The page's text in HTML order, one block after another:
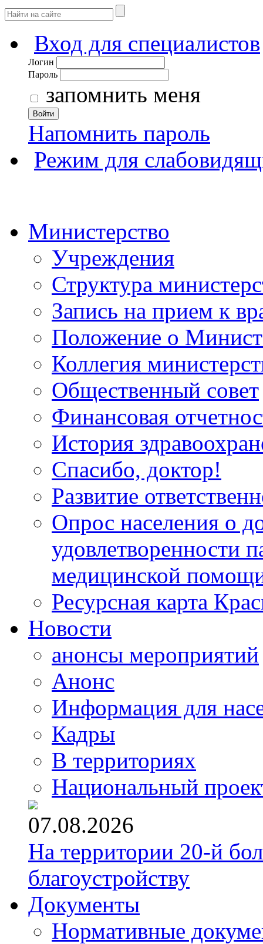
Вход для специалистов
Логин
Пароль
запомнить меня
Войти
Напомнить пароль
Режим для
Министерство
Учреждения
Структура
Запись на прием к
Положение о
Коллегия
Общественный совет
Финансовая
История
Спасибо, доктор!
Развитие
Опрос населения о
удовлетворенности
медицинской
Ресурсная карта
Новости
анонсы мероприятий
Анонс
Информация для
Кадры
В территориях
Национальный
07.08.2026
На территории 20-й
благоустройству
Документы
Нормативные